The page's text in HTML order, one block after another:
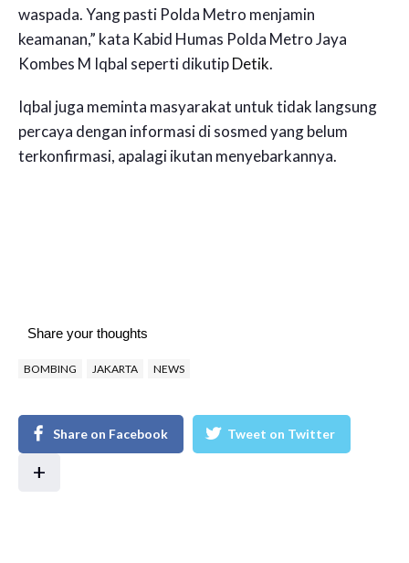
waspada. Yang pasti Polda Metro menjamin
keamanan,” kata Kabid Humas Polda Metro Jaya
Kombes M Iqbal seperti dikutipDetik.
Iqbal juga meminta masyarakat untuk tidak langsung
percaya dengan informasi di sosmed yang belum
terkonfirmasi, apalagi ikutan menyebarkannya.
Share your thoughts
BOMBING JAKARTA NEWS
Share on Facebook Tweet on Twitter
+